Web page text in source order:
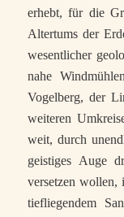
erhebt, für die
Altertums der
wesentlicher
nahe
Vogelberg, der
weiteren
weit, durch
geistiges Auge
versetzen wollen,
tiefliegendem